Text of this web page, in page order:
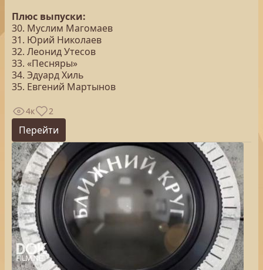
Плюс выпуски:
30. Муслим Магомаев
31. Юрий Николаев
32. Леонид Утесов
33. «Песняры»
34. Эдуард Хиль
35. Евгений Мартынов
4к 2
Перейти